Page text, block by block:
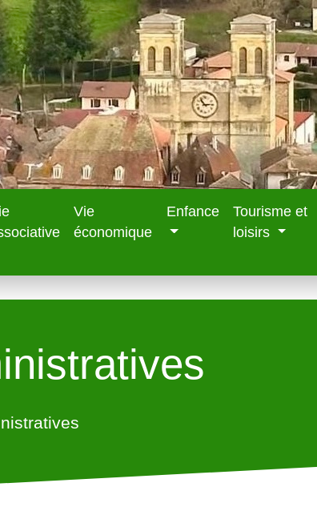
Vie
économique
Enfance
Tourisme et
loisirs